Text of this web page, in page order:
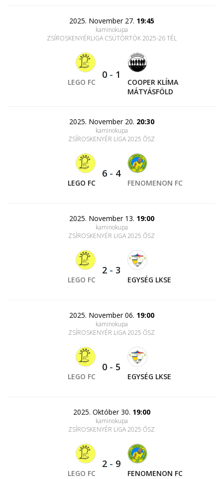
2025. November 27. 19:45
kaminokupa
ZSÍROSKENYÉRLIGA CSÜTÖRTÖK 2025-26 TÉL
LEGO FC
0 - 1
COOPER KLÍMA
MÁTYÁSFÖLD
2025. November 20. 20:30
kaminokupa
ZSÍROSKENYÉR LIGA 2025 ŐSZ
LEGO FC
6 - 4
FENOMENON FC
2025. November 13. 19:00
kaminokupa
ZSÍROSKENYÉR LIGA 2025 ŐSZ
LEGO FC
2 - 3
EGYSÉG LKSE
2025. November 06. 19:00
kaminokupa
ZSÍROSKENYÉR LIGA 2025 ŐSZ
LEGO FC
0 - 5
EGYSÉG LKSE
2025. Október 30. 19:00
kaminokupa
ZSÍROSKENYÉR LIGA 2025 ŐSZ
LEGO FC
2 - 9
FENOMENON FC